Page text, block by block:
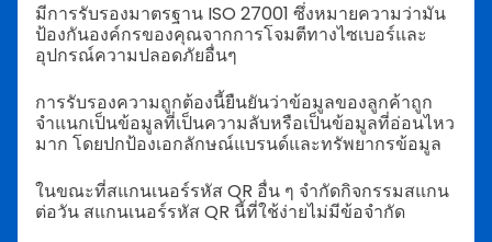
มีการรับรองมาตรฐาน ISO 27001 ซึ่งหมายความว่ามัน
ป้องกันองค์กรของคุณจากการโจมตีทางไซเบอร์และ
อุปกรณ์ความปลอดภัยอื่นๆ
การรับรองความถูกต้องนี้ยืนยันว่าข้อมูลของลูกค้าถูก
จำแนกเป็นข้อมูลที่เป็นความลับหรือเป็นข้อมูลที่อ่อนไหว
มาก โดยปกป้องเอกลักษณ์แบรนด์และทรัพยากรข้อมูล
ในขณะที่สแกนเนอร์รหัส QR อื่น ๆ จำกัดกิจกรรมสแกน
ต่อวัน สแกนเนอร์รหัส QR นี้ที่ใช้ง่ายไม่มีข้อจำกัด